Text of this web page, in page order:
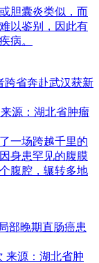
胆囊炎类似，而
以鉴别，因此有
病。
跨省奔赴武汉获新
来源：湖北省肿瘤
一场跨越千里的
身患罕见的腹膜
腹腔，辗转多地
部晚期直肠癌患
来源：湖北省肿